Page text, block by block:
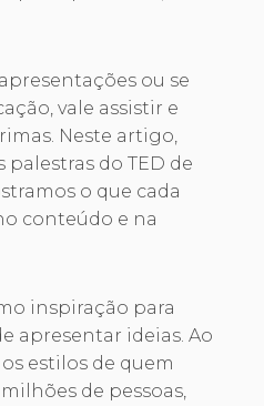
ou se
vale assistir e
Neste artigo,
palestras do TED de
o que cada
conteúdo e na
inspiração para
apresentar ideias. Ao
estilos de quem
de pessoas,